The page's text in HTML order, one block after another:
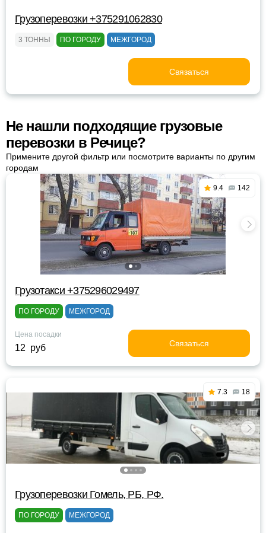
Грузоперевозки +375291062830
3 ТОННЫ ПО ГОРОДУ МЕЖГОРОД
Связаться
Не нашли подходящие грузовые
перевозки в Речице?
Примените другой фильтр или посмотрите варианты по другим
городам
9.4 142
Грузотакси +375296029497
ПО ГОРОДУ МЕЖГОРОД
Цена посадки
12 руб Связаться
7.3 18
Грузоперевозки Гомель, РБ, РФ.
ПО ГОРОДУ МЕЖГОРОД